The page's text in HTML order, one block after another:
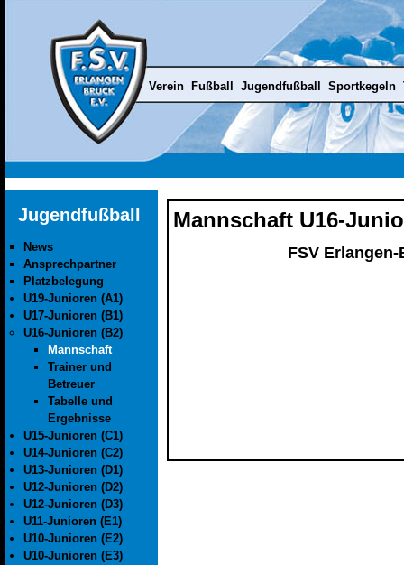
Mannschaft U16-
FSV
Verein Fußball Jugendfußball Sportkegeln
Jugendfußball
News
Ansprechpartner
Platzbelegung
U19-Junioren (A1)
U17-Junioren (B1)
U16-Junioren (B2)
Mannschaft
Trainer und
Betreuer
Tabelle und
Ergebnisse
U15-Junioren (C1)
U14-Junioren (C2)
U13-Junioren (D1)
U12-Junioren (D2)
U12-Junioren (D3)
U11-Junioren (E1)
U10-Junioren (E2)
U10-Junioren (E3)